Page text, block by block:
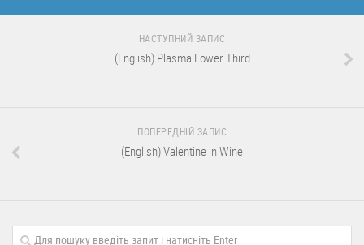
НАСТУПНИЙ ЗАПИС
(English) Plasma Lower Third
ПОПЕРЕДНІЙ ЗАПИС
(English) Valentine in Wine